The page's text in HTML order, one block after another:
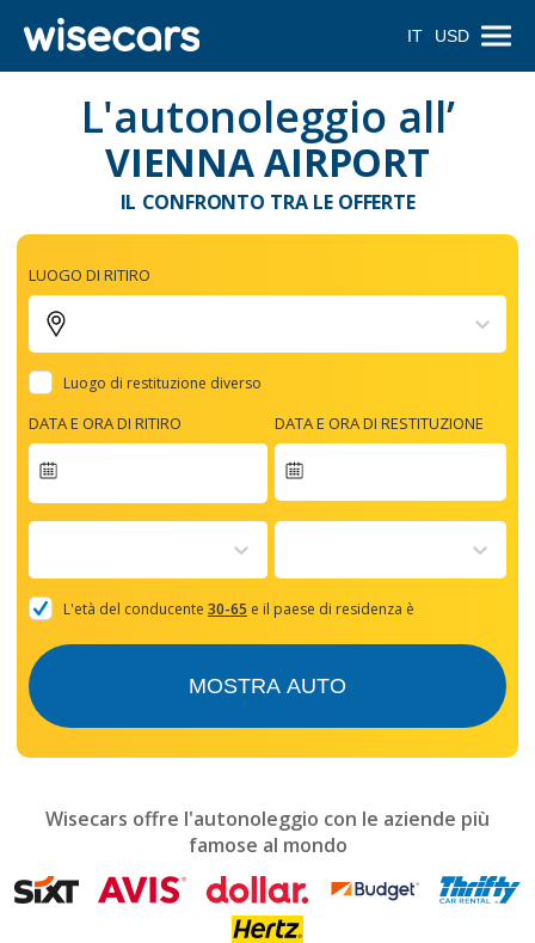
IT USD
L'autonoleggio all’
VIENNA AIRPORT
IL CONFRONTO TRA LE OFFERTE
LUOGO DI RITIRO
Luogo di restituzione diverso
DATA E ORA DI RITIRO
forward
with
the
and
mark
get
the
DATA E ORA DI RESTITUZIONE
L'età del conducente 30-65 e il paese di residenza è
MOSTRA AUTO
Wisecars offre l'autonoleggio con le aziende più
famose al mondo